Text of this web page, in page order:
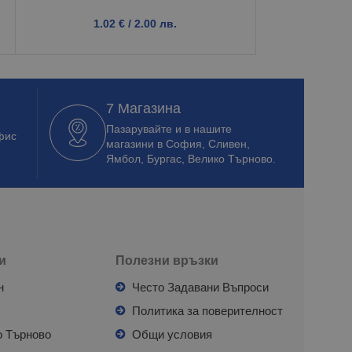
1.02 € / 2.00 лв.
7 Магазина
Пазарувайте и в нашите
магазини в София, Сливен,
Ямбол, Бургас, Велико Търново.
Търново
Полезни връзки
Често Задавани Въпроси
Политика за поверителност
Общи условия